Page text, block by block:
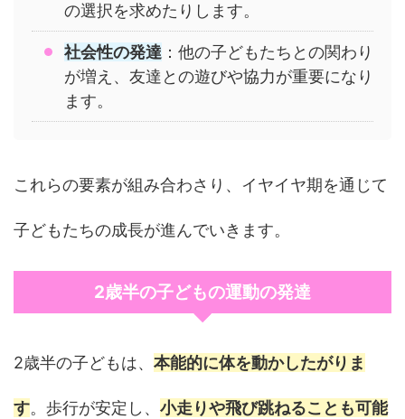
の選択を求めたりします。
社会性の発達 ：他の子どもたちとの関わり
が増え、友達との遊びや協力が重要になり
ます。
これらの要素が組み合わさり、イヤイヤ期を通じて
子どもたちの成長が進んでいきます。
2歳半の子どもの運動の発達
2歳半の子どもは、 本能的に体を動かしたがりま
す。歩行が安定し、 小走りや飛び跳ねることも可能